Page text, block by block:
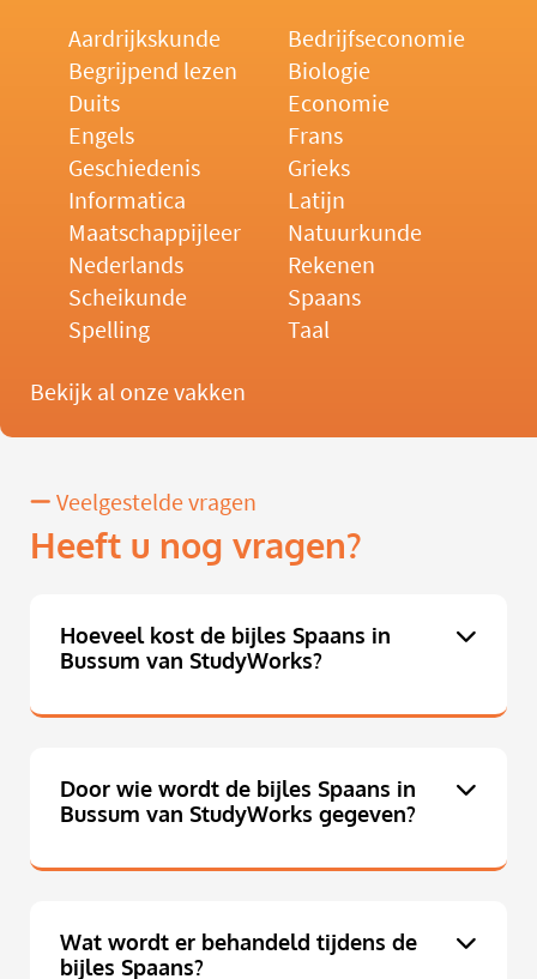
Aardrijkskunde
Bedrijfseconomie
Begrijpend lezen
Biologie
Duits
Economie
Engels
Frans
Geschiedenis
Grieks
Informatica
Latijn
Maatschappijleer
Natuurkunde
Nederlands
Rekenen
Scheikunde
Spaans
Spelling
Taal
Bekijk al onze vakken
Veelgestelde vragen
Heeft u nog vragen?
Hoeveel kost de bijles Spaans in
Bussum van StudyWorks?
Door wie wordt de bijles Spaans in
Bussum van StudyWorks gegeven?
Wat wordt er behandeld tijdens de
bijles Spaans?